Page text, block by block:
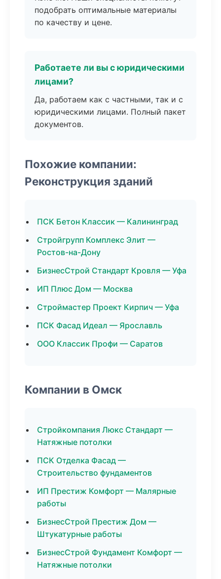
подобрать оптимальные материалы
по качеству и цене.
Работаете ли вы с юридическими
лицами?
Да, работаем как с частными, так и с
юридическими лицами. Полный пакет
документов.
Похожие компании:
Реконструкция зданий
ПСК Бетон Классик — Калининград
Стройгрупп Комплекс Элит —
Ростов-на-Дону
БизнесСтрой Стандарт Кровля — Уфа
ИП Плюс Дом — Москва
Строймастер Проект Кирпич — Уфа
ПСК Фасад Идеал — Ярославль
ООО Классик Профи — Саратов
Компании в Омск
Стройкомпания Люкс Стандарт —
Натяжные потолки
ПСК Отделка Фасад —
Строительство фундаментов
ИП Престиж Комфорт — Малярные
работы
БизнесСтрой Престиж Дом —
Штукатурные работы
БизнесСтрой Фундамент Комфорт —
Натяжные потолки